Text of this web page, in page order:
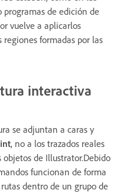
programas de edición de
vuelve a aplicarlos
formadas por las
interactiva
se adjuntan a caras y
, no a los trazados reales
de Illustrator.Debido
funcionan de forma
dentro de un grupo de